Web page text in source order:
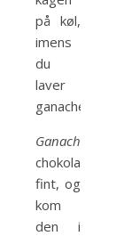
på køl,
imens
du
laver
ganachen.
Ganache:
chokoladen
fint, og
kom
den i